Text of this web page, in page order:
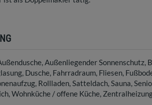
Außenliegender Sonnenschutz
Dusche Fahrradraum Fliesen
Rollladen Satteldach Sauna
Wohnküche / offene Küche